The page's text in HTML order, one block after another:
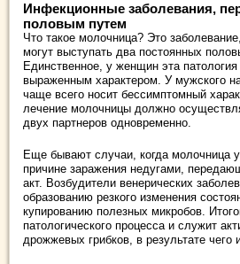
Инфекционные заболевания,
половым путем
Что такое молочница? Это
могут выступать два постоянных
Единственное, у женщин эта
выраженным характером. У мужского
чаще всего носит бессимптомный
лечение молочницы должно
двух партнеров одновременно.
Еще бывают случаи, когда молочница
причине заражения недугами,
акт. Возбудители венерических
образованию резкого изменения
купированию полезных микробов.
патологического процесса и служит
дрожжевых грибков, в результате чего